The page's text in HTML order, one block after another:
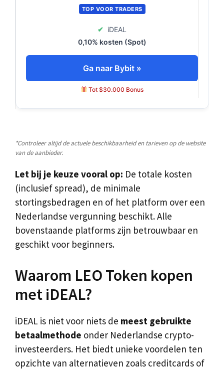
TOP VOOR TRADERS
✔ iDEAL
0,10% kosten (Spot)
Ga naar Bybit »
Tot $30.000 Bonus
*Controleer altijd de actuele beschikbaarheid en tarieven op de website
van de aanbieder.
Let bij je keuze vooral op: De totale kosten
(inclusief spread), de minimale
stortingsbedragen en of het platform over een
Nederlandse vergunning beschikt. Alle
bovenstaande platforms zijn betrouwbaar en
geschikt voor beginners.
Waarom LEO Token kopen
met iDEAL?
iDEAL is niet voor niets de meest gebruikte
betaalmethode onder Nederlandse crypto-
investeerders. Het biedt unieke voordelen ten
opzichte van alternatieven zoals creditcards of